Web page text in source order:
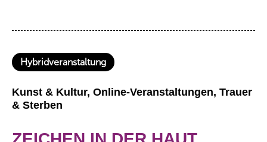
Hybridveranstaltung
Kunst & Kultur, Online-Veranstaltungen, Trauer
& Sterben